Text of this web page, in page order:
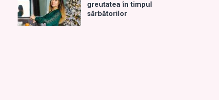
greutatea în timpul
sărbătorilor